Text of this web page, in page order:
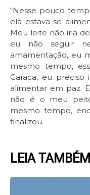
“Nesse pouco
ela estava se
Meu leite não iria
eu não seguir
amamentação, eu
mesmo tempo,
Caraca, eu
alimentar em paz.
não é o meu
mesmo tempo,
finalizou.
LEIA TAMBÉM